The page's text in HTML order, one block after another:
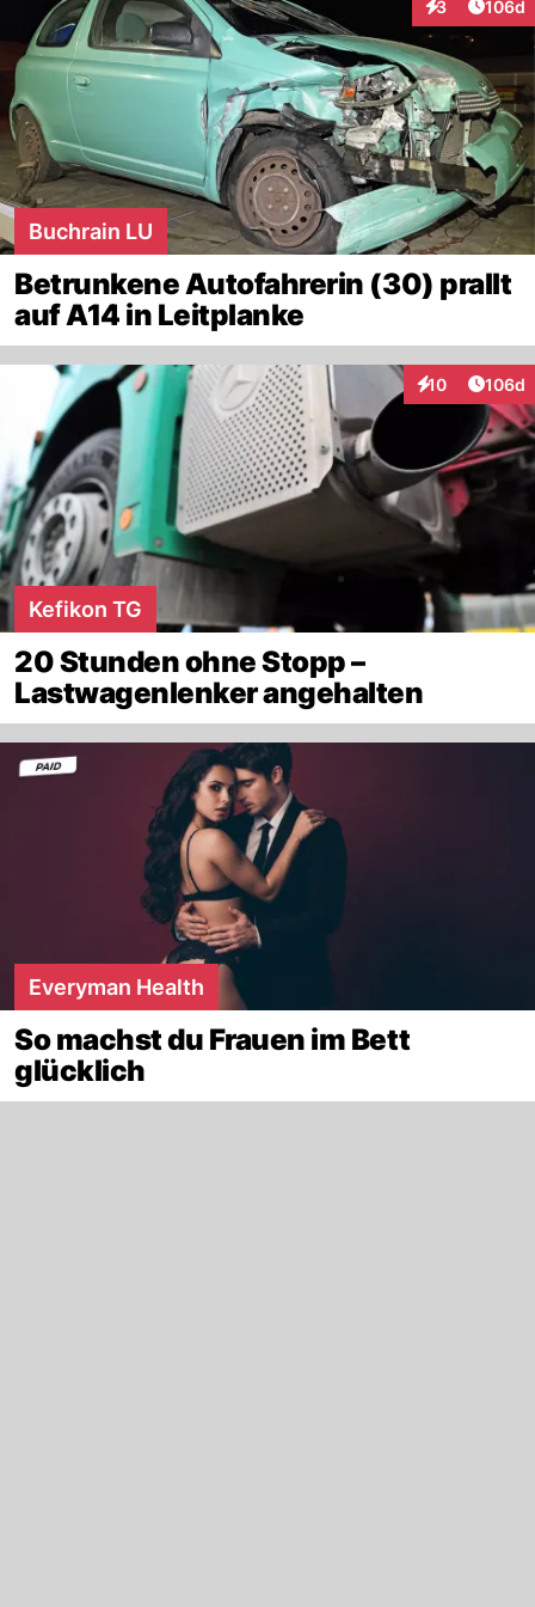
3
Interaktionen
106d
Buchrain LU
Betrunkene Autofahrerin (30) prallt
auf A14 in Leitplanke
10
Interaktionen
106d
Kefikon TG
20 Stunden ohne Stopp –
Lastwagenlenker angehalten
Everyman Health
So machst du Frauen im Bett
glücklich